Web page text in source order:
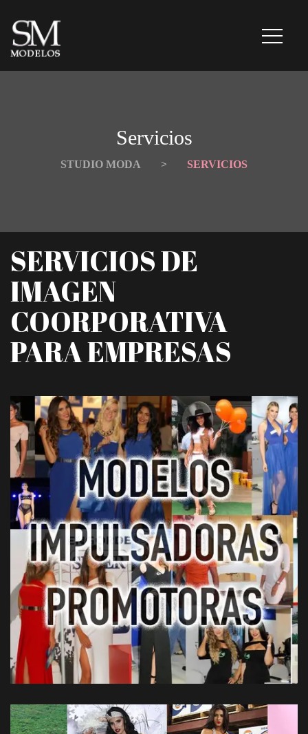
Servicio
STUDIO MODA > SERVICIOS
SERVICIOS DE
IMAGEN
COORPORATIVA
PARA EMPRESAS
11/10/2017
Modelos impulsadoras promotora